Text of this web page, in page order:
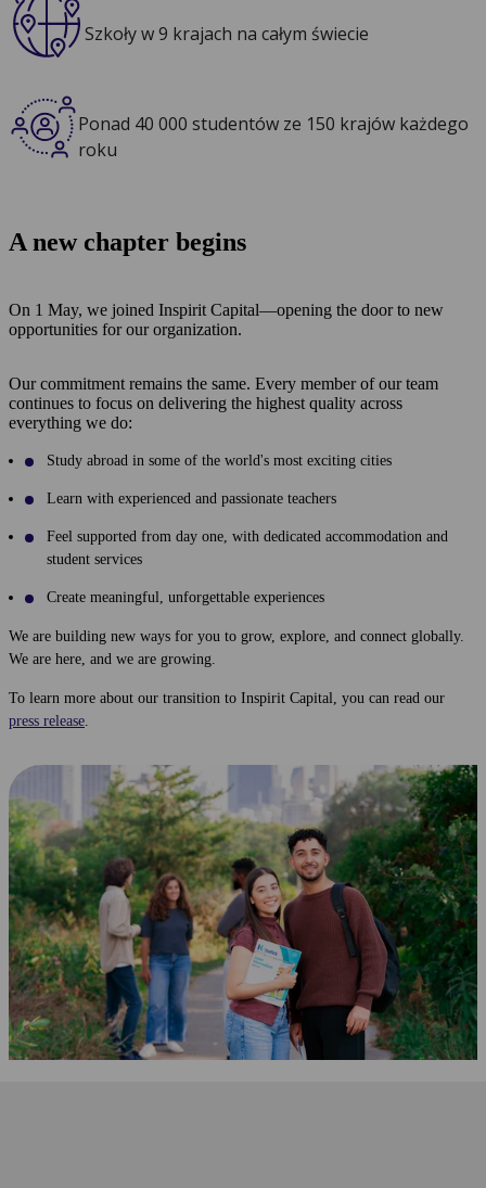
Szkoły w 9 krajach na całym świecie
Ponad 40 000 studentów ze 150 krajów każdego
roku
A new chapter begins
On 1 May, we joined Inspirit Capital—opening the door to new
opportunities for our organization.
Our commitment remains the same. Every member of our team
continues to focus on delivering the highest quality across
everything we do:
Study abroad in some of the world's most exciting cities
Learn with experienced and passionate teachers
Feel supported from day one, with dedicated accommodation and
student services
Create meaningful, unforgettable experiences
We are building new ways for you to grow, explore, and connect globally.
We are here, and we are growing.
To learn more about our transition to Inspirit Capital, you can read our
press release.